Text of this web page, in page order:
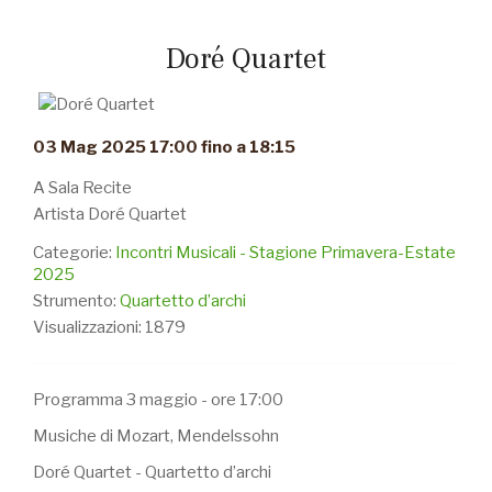
Doré Quartet
03 Mag 2025 17:00 fino a 18:15
A Sala Recite
Artista Doré Quartet
Categorie: Incontri Musicali - Stagione Primavera-Estate
2025
Strumento: Quartetto d’archi
Visualizzazioni: 1879
Programma 3 maggio - ore 17:00
Musiche di Mozart, Mendelssohn
Doré Quartet - Quartetto d’archi